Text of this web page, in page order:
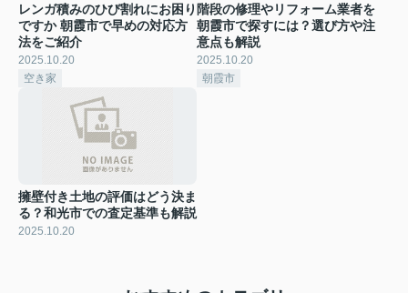
レンガ積みのひび割れにお困り
ですか 朝霞市で早めの対応方
法をご紹介
2025.10.20
空き家
階段の修理やリフォーム業者を
朝霞市で探すには？選び方や注
意点も解説
2025.10.20
朝霞市
擁壁付き土地の評価はどう決ま
る？和光市での査定基準も解説
2025.10.20